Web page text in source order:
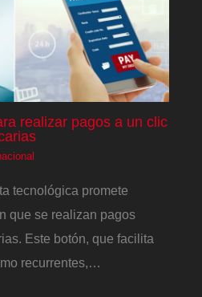
realizar pagos a un clic
tecnológica promete
que se realizan pagos
Este botón, que facilita
recurrentes,…